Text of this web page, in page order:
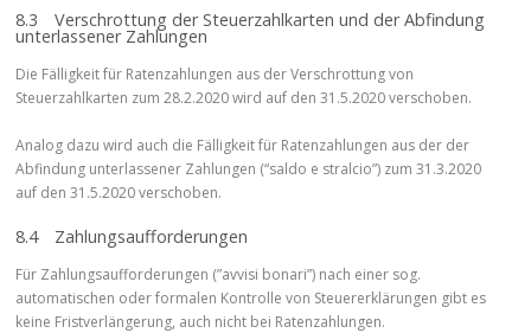
8.3 Verschrottung der Steuerzahlkarten und der Abfindung
unterlassener Zahlungen
Die Fälligkeit für Ratenzahlungen aus der Verschrottung von
Steuerzahlkarten zum 28.2.2020 wird auf den 31.5.2020 verschoben.
Analog dazu wird auch die Fälligkeit für Ratenzahlungen aus der der
Abfindung unterlassener Zahlungen (“saldo e stralcio”) zum 31.3.2020
auf den 31.5.2020 verschoben.
8.4 Zahlungsaufforderungen
Für Zahlungsaufforderungen (”avvisi bonari”) nach einer sog.
automatischen oder formalen Kontrolle von Steuererklärungen gibt es
keine Fristverlängerung, auch nicht bei Ratenzahlungen.